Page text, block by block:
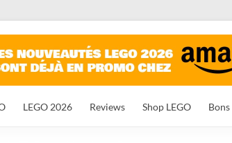
LEGO 2026 Reviews Shop LEGO